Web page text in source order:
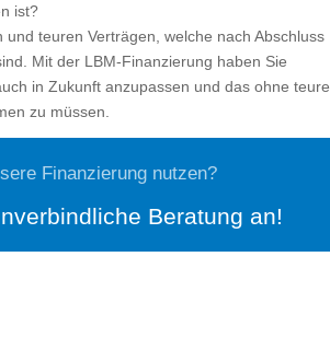
ist?
teuren Verträgen, welche nach Abschluss
Mit der LBM-Finanzierung haben Sie
in Zukunft anzupassen und das ohne teure
zu müssen.
Finanzierung nutzen?
Beratung an!